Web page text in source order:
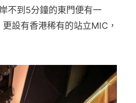
不到5分鐘的東門便有一
設有香港稀有的站立MIC，